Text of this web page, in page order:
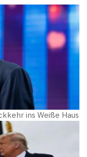
ins Weiße Haus